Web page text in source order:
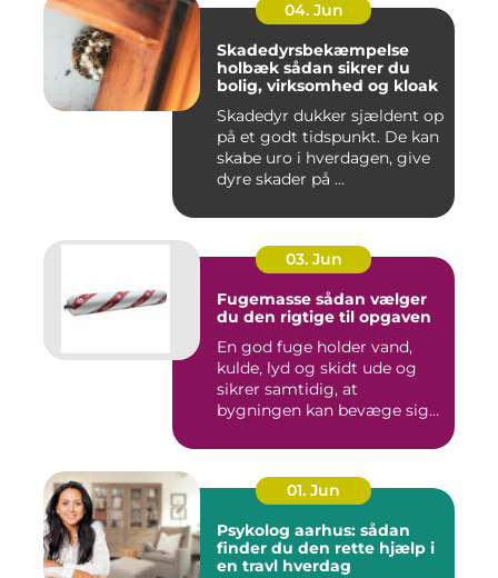
04. Jun
Skadedyrsbekæmpelse
holbæk sådan sikrer du
bolig, virksomhed og kloak
Skadedyr dukker sjældent op
på et godt tidspunkt. De kan
skabe uro i hverdagen, give
dyre skader på ...
03. Jun
Fugemasse sådan vælger
du den rigtige til opgaven
En god fuge holder vand,
kulde, lyd og skidt ude og
sikrer samtidig, at
bygningen kan bevæge sig
01. Jun
Psykolog aarhus: sådan
finder du den rette hjælp i
en travl hverdag